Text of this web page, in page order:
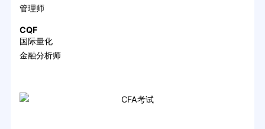
管理师
CQF
国际量化
金融分析师